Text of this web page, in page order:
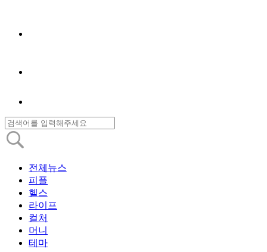
전체뉴스
피플
헬스
라이프
컬처
머니
테마